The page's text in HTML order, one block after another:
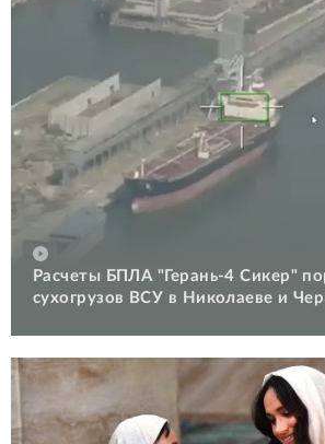
Расчеты БПЛА "Герань-4 Сикер"
сухогрузов ВСУ в Николаеве и